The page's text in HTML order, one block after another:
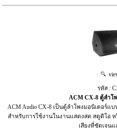
รหัส :
ACM CX-8 ตู้ลำโ
ACM Audio CX-8 เป็นตู้ลำโพงมอนิเตอร์
สำหรับการใช้งานในงานแสดงสด สตูดิโอ
เสียงที่ชัดเจนแ